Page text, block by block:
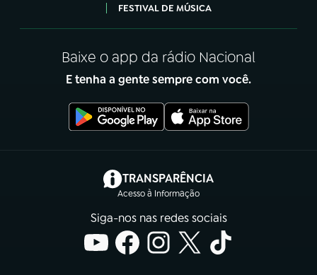
FESTIVAL DE MÚSICA
Baixe o app da rádio Nacional
E tenha a gente sempre com você.
TRANSPARÊNCIA
Acesso à Informação
(abre em nova aba)
Siga-nos nas redes sociais